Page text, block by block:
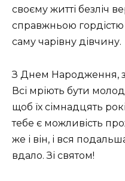
своєму житті безліч
справжньою гордістю
саму чарівну дівчину.
З Днем Народження, з
Всі мріють бути
щоб їх сімнадцять
тебе є можливість
же і він, і вся
вдало. Зі святом!